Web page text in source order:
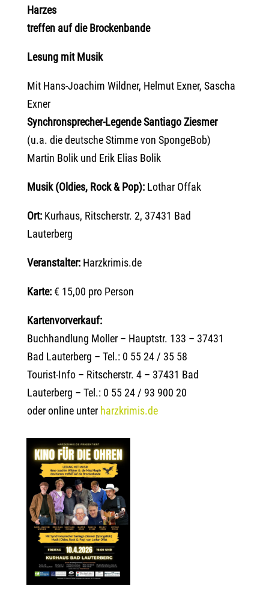
Harzes
treffen auf die Brockenbande
Lesung mit Musik
Mit Hans-Joachim Wildner, Helmut Exner, Sascha
Exner
Synchronsprecher-Legende Santiago Ziesmer
(u.a. die deutsche Stimme von SpongeBob)
Martin Bolik und Erik Elias Bolik
Musik (Oldies, Rock & Pop): Lothar Offak
Ort: Kurhaus, Ritscherstr. 2, 37431 Bad
Lauterberg
Veranstalter: Harzkrimis.de
Karte:€ 15,00 pro Person
Kartenvorverkauf:
Buchhandlung Moller – Hauptstr. 133 – 37431
Bad Lauterberg – Tel.: 0 55 24 / 35 58
Tourist-Info – Ritscherstr. 4 – 37431 Bad
Lauterberg – Tel.: 0 55 24 / 93 900 20
oder online unter harzkrimis.de